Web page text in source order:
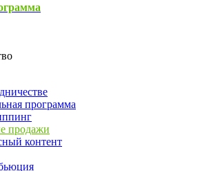
программа
продажи
контент